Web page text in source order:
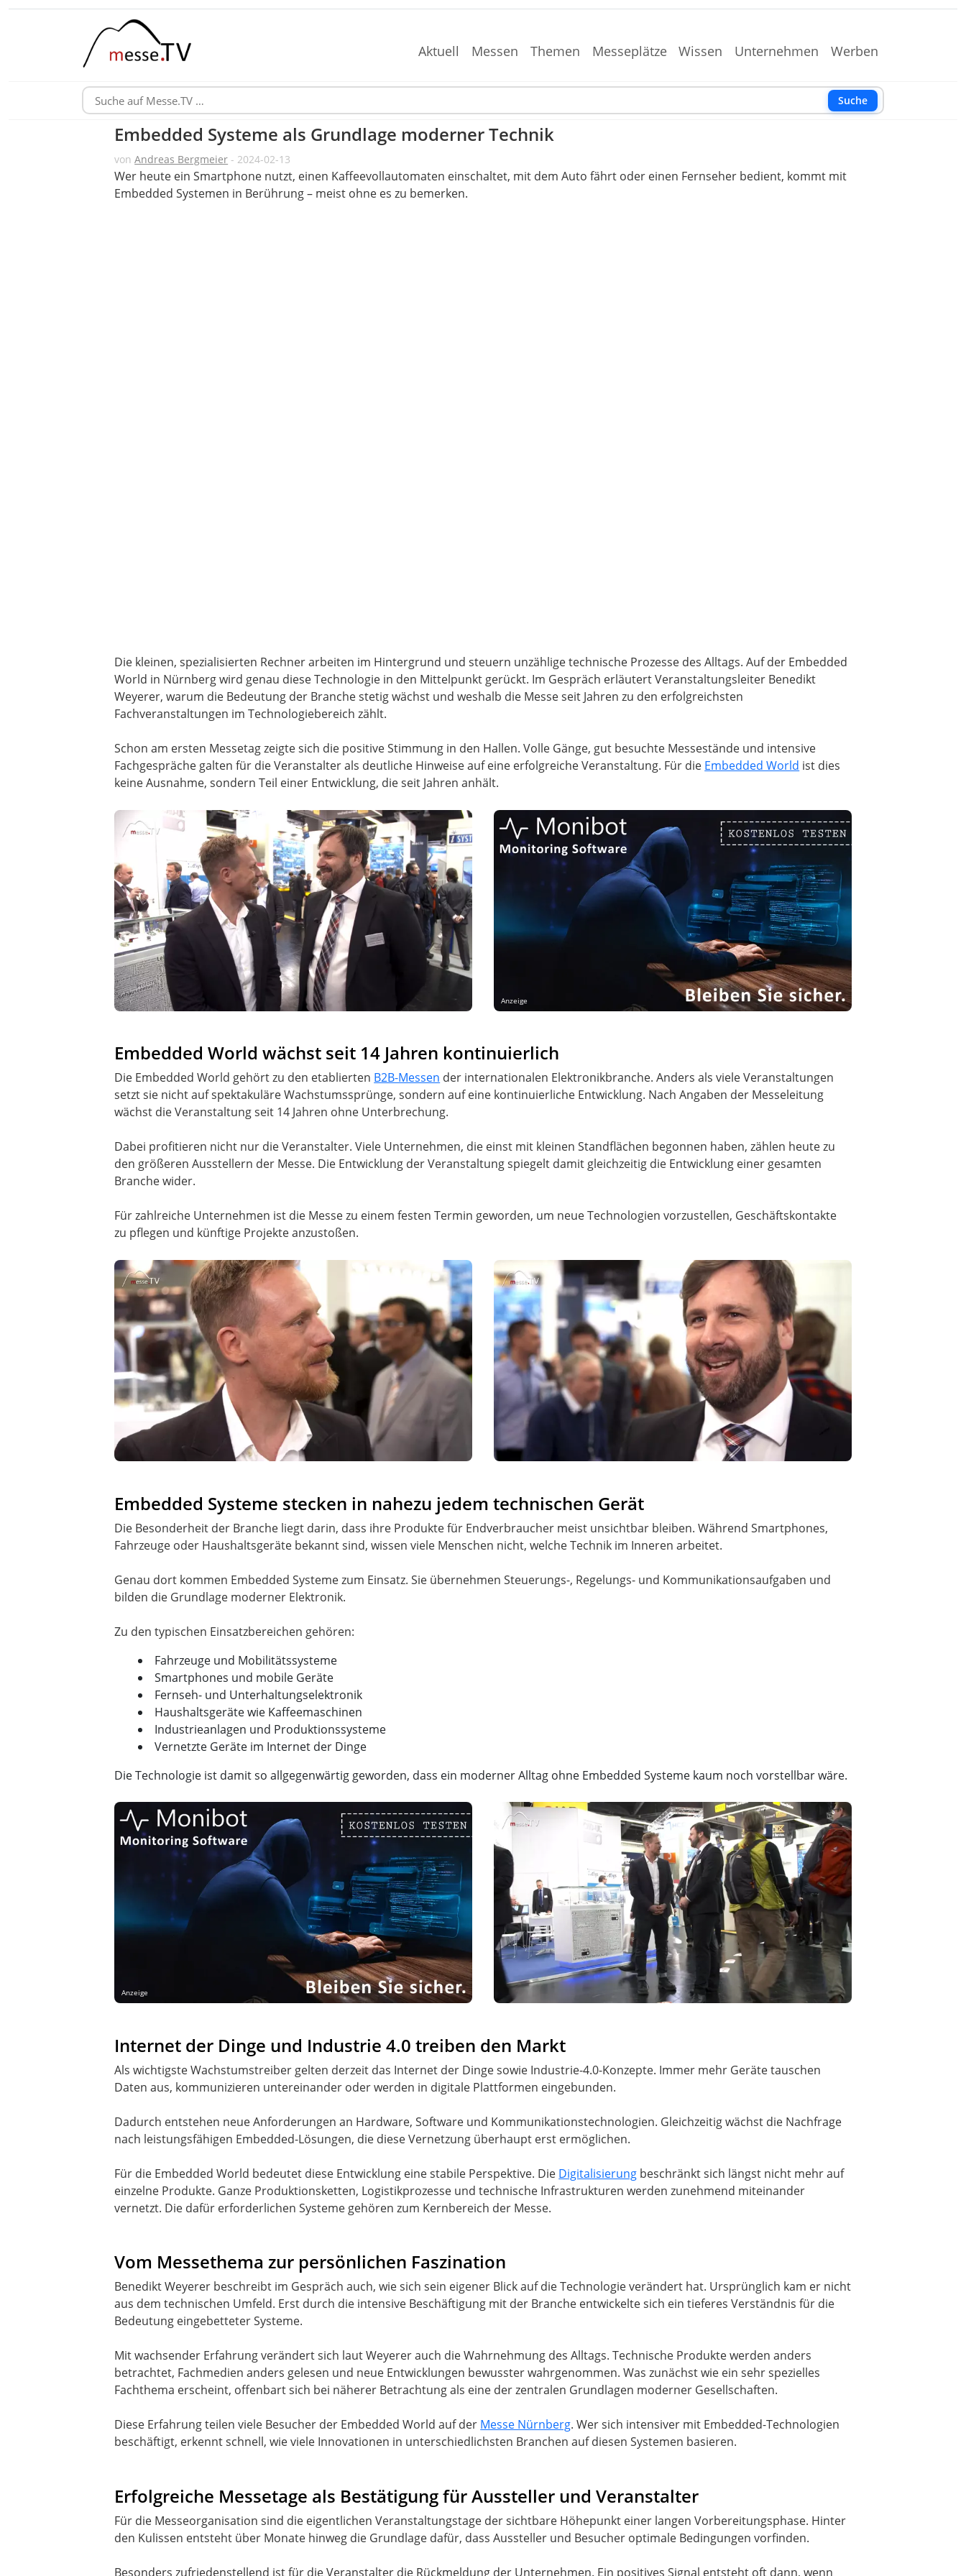
Aktuell Messen Themen Messeplätze Wissen Unternehmen Werben
Suche
Embedded Systeme als Grundlage moderner Technik
vonAndreas Bergmeier - 2024-02-13
Wer heute ein Smartphone nutzt, einen Kaffeevollautomaten einschaltet, mit dem Auto fährt oder einen Fernseher bedient, kommt mit
Embedded Systemen in Berührung – meist ohne es zu bemerken.
Die kleinen, spezialisierten Rechner arbeiten im Hintergrund und steuern unzählige technische Prozesse des Alltags. Auf der Embedded
World in Nürnberg wird genau diese Technologie in den Mittelpunkt gerückt. Im Gespräch erläutert Veranstaltungsleiter Benedikt
Weyerer, warum die Bedeutung der Branche stetig wächst und weshalb die Messe seit Jahren zu den erfolgreichsten
Fachveranstaltungen im Technologiebereich zählt.
Schon am ersten Messetag zeigte sich die positive Stimmung in den Hallen. Volle Gänge, gut besuchte Messestände und intensive
Fachgespräche galten für die Veranstalter als deutliche Hinweise auf eine erfolgreiche Veranstaltung. Für die Embedded World ist dies
keine Ausnahme, sondern Teil einer Entwicklung, die seit Jahren anhält.
Anzeige
Embedded World wächst seit 14 Jahren kontinuierlich
Die Embedded World gehört zu den etablierten B2B-Messen der internationalen Elektronikbranche. Anders als viele Veranstaltungen
setzt sie nicht auf spektakuläre Wachstumssprünge, sondern auf eine kontinuierliche Entwicklung. Nach Angaben der Messeleitung
wächst die Veranstaltung seit 14 Jahren ohne Unterbrechung.
Dabei profitieren nicht nur die Veranstalter. Viele Unternehmen, die einst mit kleinen Standflächen begonnen haben, zählen heute zu
den größeren Ausstellern der Messe. Die Entwicklung der Veranstaltung spiegelt damit gleichzeitig die Entwicklung einer gesamten
Branche wider.
Für zahlreiche Unternehmen ist die Messe zu einem festen Termin geworden, um neue Technologien vorzustellen, Geschäftskontakte
zu pflegen und künftige Projekte anzustoßen.
Embedded Systeme stecken in nahezu jedem technischen Gerät
Die Besonderheit der Branche liegt darin, dass ihre Produkte für Endverbraucher meist unsichtbar bleiben. Während Smartphones,
Fahrzeuge oder Haushaltsgeräte bekannt sind, wissen viele Menschen nicht, welche Technik im Inneren arbeitet.
Genau dort kommen Embedded Systeme zum Einsatz. Sie übernehmen Steuerungs-, Regelungs- und Kommunikationsaufgaben und
bilden die Grundlage moderner Elektronik.
Fahrzeuge und Mobilitätssysteme
Smartphones und mobile Geräte
Fernseh- und Unterhaltungselektronik
Haushaltsgeräte wie Kaffeemaschinen
Industrieanlagen und Produktionssysteme
Vernetzte Geräte im Internet der Dinge
Die Technologie ist damit so allgegenwärtig geworden, dass ein moderner Alltag ohne Embedded Systeme kaum noch vorstellbar wäre.
Anzeige
Internet der Dinge und Industrie 4.0 treiben den Markt
Als wichtigste Wachstumstreiber gelten derzeit das Internet der Dinge sowie Industrie-4.0-Konzepte. Immer mehr Geräte tauschen
Daten aus, kommunizieren untereinander oder werden in digitale Plattformen eingebunden.
Dadurch entstehen neue Anforderungen an Hardware, Software und Kommunikationstechnologien. Gleichzeitig wächst die Nachfrage
nach leistungsfähigen Embedded-Lösungen, die diese Vernetzung überhaupt erst ermöglichen.
Für die Embedded World bedeutet diese Entwicklung eine stabile Perspektive. Die Digitalisierung beschränkt sich längst nicht mehr auf
einzelne Produkte. Ganze Produktionsketten, Logistikprozesse und technische Infrastrukturen werden zunehmend miteinander
vernetzt. Die dafür erforderlichen Systeme gehören zum Kernbereich der Messe.
Vom Messethema zur persönlichen Faszination
Benedikt Weyerer beschreibt im Gespräch auch, wie sich sein eigener Blick auf die Technologie verändert hat. Ursprünglich kam er nicht
aus dem technischen Umfeld. Erst durch die intensive Beschäftigung mit der Branche entwickelte sich ein tieferes Verständnis für die
Bedeutung eingebetteter Systeme.
Mit wachsender Erfahrung verändert sich laut Weyerer auch die Wahrnehmung des Alltags. Technische Produkte werden anders
betrachtet, Fachmedien anders gelesen und neue Entwicklungen bewusster wahrgenommen. Was zunächst wie ein sehr spezielles
Fachthema erscheint, offenbart sich bei näherer Betrachtung als eine der zentralen Grundlagen moderner Gesellschaften.
Diese Erfahrung teilen viele Besucher der Embedded World auf der Messe Nürnberg. Wer sich intensiver mit Embedded-Technologien
beschäftigt, erkennt schnell, wie viele Innovationen in unterschiedlichsten Branchen auf diesen Systemen basieren.
Erfolgreiche Messetage als Bestätigung für Aussteller und Veranstalter
Für die Messeorganisation sind die eigentlichen Veranstaltungstage der sichtbare Höhepunkt einer langen Vorbereitungsphase. Hinter
den Kulissen entsteht über Monate hinweg die Grundlage dafür, dass Aussteller und Besucher optimale Bedingungen vorfinden.
Besonders zufriedenstellend ist für die Veranstalter die Rückmeldung der Unternehmen. Ein positives Signal entsteht oft dann, wenn